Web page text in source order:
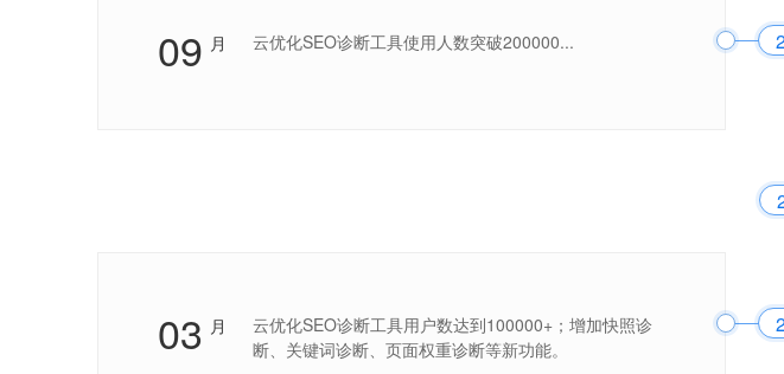
09 月 云优化SEO诊断工具使用人数突破200000...
03 月
云优化SEO诊断工具用户数达到100000+；增加快照诊
断、关键词诊断、页面权重诊断等新功能。